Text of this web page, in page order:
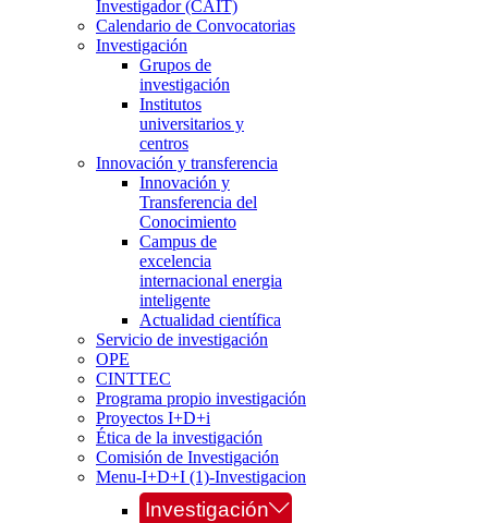
Investigador (CAIT)
Calendario de Convocatorias
Investigación
Grupos de
investigación
Institutos
universitarios y
centros
Innovación y transferencia
Innovación y
Transferencia del
Conocimiento
Campus de
excelencia
internacional energia
inteligente
Actualidad científica
Servicio de investigación
OPE
CINTTEC
Programa propio investigación
Proyectos I+D+i
Ética de la investigación
Comisión de Investigación
Menu-I+D+I (1)-Investigacion
Investigación